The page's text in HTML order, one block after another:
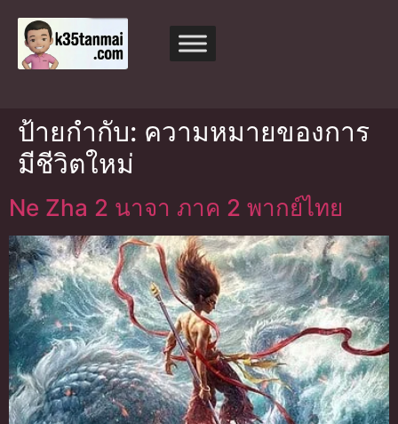
ป้ายกำกับ: ความหมายของการ
มีชีวิตใหม่
Ne Zha 2 นาจา ภาค 2 พากย์ไทย